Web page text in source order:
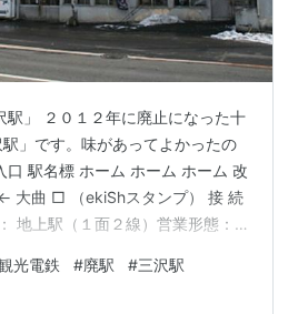
駅」 ２０１２年に廃止になった十
」です。味があってよかったの
口 駅名標 ホーム ホーム ホーム 改
大曲 □ （ekiShスタンプ） 接 続
地上駅（１面２線）営業形態：
１２年３月 ランキング参加中
中鉄道ランキング参加中鉄道趣
光電鉄 #廃駅 #三沢駅